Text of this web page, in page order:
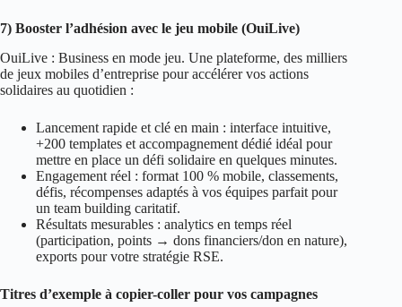
7) Booster l’adhésion avec le jeu mobile (OuiLive)
OuiLive : Business en mode jeu. Une plateforme, des milliers
de jeux mobiles d’entreprise pour accélérer vos actions
solidaires au quotidien :
Lancement rapide et clé en main : interface intuitive,
+200 templates et accompagnement dédié idéal pour
mettre en place un défi solidaire en quelques minutes.
Engagement réel : format 100 % mobile, classements,
défis, récompenses adaptés à vos équipes parfait pour
un team building caritatif.
Résultats mesurables : analytics en temps réel
(participation, points → dons financiers/don en nature),
exports pour votre stratégie RSE.
Titres d’exemple à copier-coller pour vos campagnes